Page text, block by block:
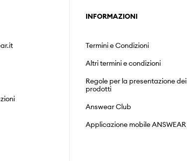
INFORMAZIONI
Termini e Condizioni
Altri termini e condizioni
Regole per la presentazione dei
prodotti
Answear Club
Applicazione mobile ANSWEAR